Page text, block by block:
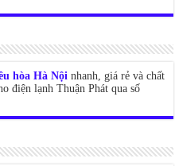
hòa Hà Nội nhanh, giá rẻ và chất
điện lạnh Thuận Phát qua số